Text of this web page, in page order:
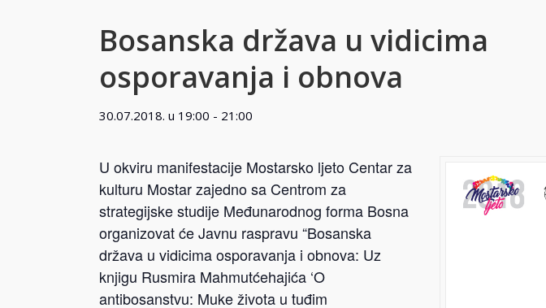
Bosanska država u vidicima
osporavanja i obnova
30.07.2018. u 19:00 - 21:00
U okviru manifestacije Mostarsko ljeto Centar za
kulturu Mostar zajedno sa Centrom za
strategijske studije Međunarodnog forma Bosna
organizovat će Javnu raspravu “Bosanska
država u vidicima osporavanja i obnova: Uz
knjigu Rusmira Mahmutćehajića ‘O
antibosanstvu: Muke života u tuđim